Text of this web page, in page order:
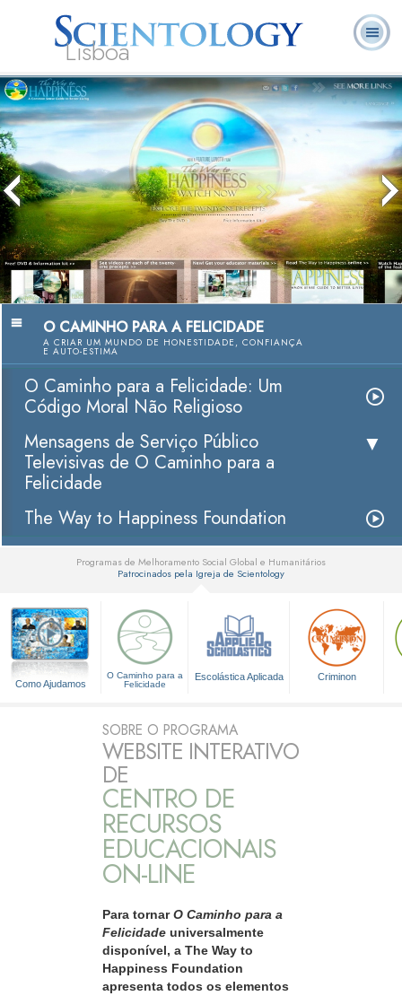
Lisboa
L. Ron
Hubbard
O que é
Scientology?
Ministros
Voluntários
Perguntas
Frequentes
Livros
O CAMINHO PARA A FELICIDADE
A CRIAR UM MUNDO DE HONESTIDADE, CONFIANÇA
E AUTO-ESTIMA
O Caminho para a Felicidade: Um
Código Moral Não Religioso
Mensagens de Serviço Público
Televisivas de O Caminho para a
Felicidade
The Way to Happiness Foundation
Programas de Melhoramento Social Global e Humanitários
Patrocinados pela Igreja de Scientology
Como Ajudamos
O Caminho para a
Felicidade
Escolástica Aplicada Criminon
SOBRE O PROGRAMA
WEBSITE INTERATIVO
DE
CENTRO DE
RECURSOS
EDUCACIONAIS
ON-LINE
Para tornarO Caminho para a
Felicidade universalmente
disponível, a The Way to
Happiness Foundation
apresenta todos os elementos